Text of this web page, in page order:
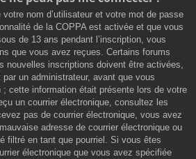
nom d’utilisateur et votre mot de passe
de la COPPA est activée et que vous
de 13 ans pendant l’inscription, vous
que vous avez reçues. Certains forums
nouvelles inscriptions doivent être activées,
un administrateur, avant que vous
cette information était présente lors de votre
un courrier électronique, consultez les
pas de courrier électronique, vous avez
adresse de courrier électronique ou
filtré en tant que pourriel. Si vous êtes
électronique que vous avez spécifiée